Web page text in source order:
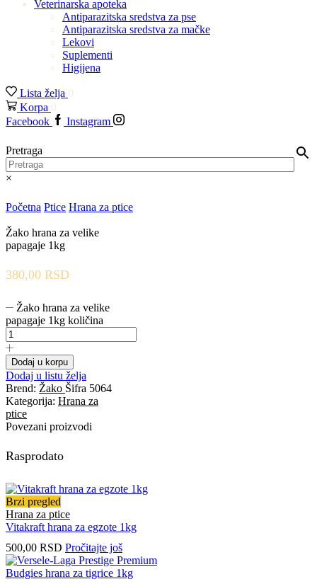
Veterinarska apoteka
Antiparazitska sredstva za pse
Antiparazitska sredstva za mačke
Lekovi
Suplementi
Higijena
Lista želja 0
Korpa 0
Facebook
Instagram
Pretraga
×
Početna Ptice Hrana za ptice
Žako hrana za velike
papagaje 1kg
380,00 RSD
Žako hrana za velike
papagaje 1kg količina
Dodaj u korpu
Dodaj u listu želja
Brend: Žako Šifra 5064
Kategorija: Hrana za
ptice
Povezani proizvodi
Rasprodato
Brzi pregled
Hrana za ptice
Vitakraft hrana za egzote 1kg
500,00 RSD Pročitajte još